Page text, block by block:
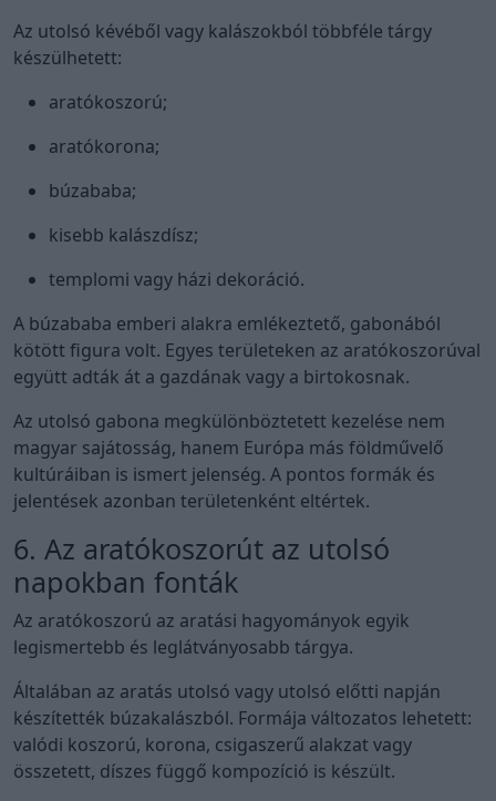
Az utolsó kévéből vagy kalászokból többféle tárgy
készülhetett:
aratókoszorú;
aratókorona;
búzababa;
kisebb kalászdísz;
templomi vagy házi dekoráció.
A búzababa emberi alakra emlékeztető, gabonából
kötött figura volt. Egyes területeken az aratókoszorúval
együtt adták át a gazdának vagy a birtokosnak.
Az utolsó gabona megkülönböztetett kezelése nem
magyar sajátosság, hanem Európa más földművelő
kultúráiban is ismert jelenség. A pontos formák és
jelentések azonban területenként eltértek.
6. Az aratókoszorút az utolsó
napokban fonták
Az aratókoszorú az aratási hagyományok egyik
legismertebb és leglátványosabb tárgya.
Általában az aratás utolsó vagy utolsó előtti napján
készítették búzakalászból. Formája változatos lehetett:
valódi koszorú, korona, csigaszerű alakzat vagy
összetett, díszes függő kompozíció is készült.